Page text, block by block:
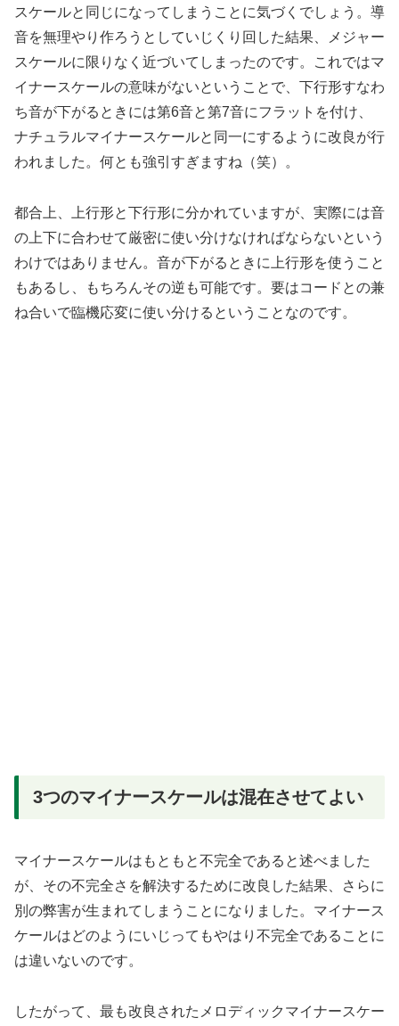
スケールと同じになってしまうことに気づくでしょう。導
音を無理やり作ろうとしていじくり回した結果、メジャー
スケールに限りなく近づいてしまったのです。これではマ
イナースケールの意味がないということで、下行形すなわ
ち音が下がるときには第6音と第7音にフラットを付け、
ナチュラルマイナースケールと同一にするように改良が行
われました。何とも強引すぎますね（笑）。
都合上、上行形と下行形に分かれていますが、実際には音
の上下に合わせて厳密に使い分けなければならないという
わけではありません。音が下がるときに上行形を使うこと
もあるし、もちろんその逆も可能です。要はコードとの兼
ね合いで臨機応変に使い分けるということなのです。
3つのマイナースケールは混在させてよい
マイナースケールはもともと不完全であると述べました
が、その不完全さを解決するために改良した結果、さらに
別の弊害が生まれてしまうことになりました。マイナース
ケールはどのようにいじってもやはり不完全であることに
は違いないのです。
したがって、最も改良されたメロディックマイナースケー